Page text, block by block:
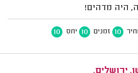
היה מדהים!
10 זמנים 10 יחס 10
ירושלים.